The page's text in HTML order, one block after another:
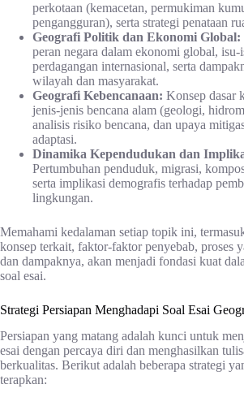
perkotaan (kemacetan, permukiman
pengangguran), serta strategi penataan
Geografi Politik dan Ekonomi Global:
peran negara dalam ekonomi global, isu-
perdagangan internasional, serta
wilayah dan masyarakat.
Geografi Kebencanaan: Konsep dasar
jenis-jenis bencana alam (geologi,
analisis risiko bencana, dan upaya
adaptasi.
Dinamika Kependudukan dan
Pertumbuhan penduduk, migrasi,
serta implikasi demografis terhadap
lingkungan.
Memahami kedalaman setiap topik ini,
konsep terkait, faktor-faktor penyebab, proses
dan dampaknya, akan menjadi fondasi kuat
soal esai.
Strategi Persiapan Menghadapi Soal Esai
Persiapan yang matang adalah kunci untuk
esai dengan percaya diri dan menghasilkan
berkualitas. Berikut adalah beberapa strategi
terapkan: